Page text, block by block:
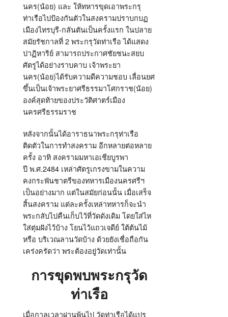
นคร(น้อย) และ ให้ทหารขุดเอาพระกรุ
ท่าเรือไปป้องกันตัวในสงครามปราบกบฏ
เมืองไทรบุรี-กลันตันเป็นครั้งแรก ในปลาย
สมัยรัชกาลที่ 2 พระกรุวัดท่าเรือ ได้แสดง
ปาฏิหาริย์ สามารถประกาศชัยชนะสยบ
ศัตรูได้อย่างราบคาบ เจ้าพระยา
นคร(น้อย)ได้รับความดีความชอบ เลื่อนยศ
ขึ้นเป็นเจ้าพระยาศรีธรรมาโศกราช(น้อย)
องค์สุดท้ายของประวัติศาตร์เมือง
นครศรีธรรมราช
หลังจากนั้นได้อาราธนาพระกรุท่าเรือ
ติดตัวในการทำสงคราม อีกหลายต่อหลาย
ครั้ง อาทิ สงครามมหาเอเชียบูรพา
ปี พ.ศ.2484 เหล่าศัตรูเกรงขามในความ
คงกระพันชาตรีของทหารเมืองนครศรีฯ
เป็นอย่างมาก แต่ในสมัยก่อนนั้น เมื่อเสร็จ
สิ้นสงคราม แต่ละครั้งเหล่าทหารก็จะนำ
พระกลับไปคืนเก็บไว้ที่วัดดังเดิม โดยใส่ไห
ใส่ตุ่มฝังไว้บ้าง โยนไว้แถวเจดีย์ ใต้ต้นไม้
หรือ บริเวณลานวัดบ้าง ด้วยยังเชื่อถือกัน
เคร่งครัดว่า พระต้องอยู่วัดเท่านั้น
การขุดพบพระกรุวัด
ท่าเรือ
เมื่อกาลเวลาผ่านพ้นไป วัดท่าเรือได้แปร